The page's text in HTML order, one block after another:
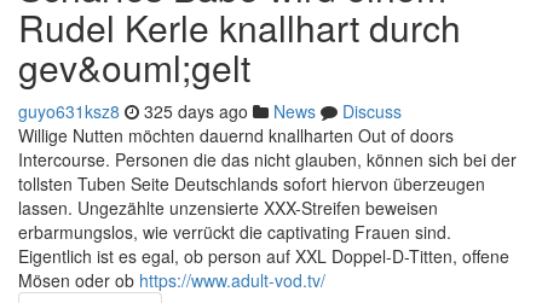
Rudel Kerle knallhart durch
gev&ouml;gelt
guyo631ksz8 325 days ago News
Discuss
Willige Nutten möchten dauernd knallharten Out of doors
Intercourse. Personen die das nicht glauben, können sich bei der
tollsten Tuben Seite Deutschlands sofort hiervon überzeugen
lassen. Ungezählte unzensierte XXX-Streifen beweisen
erbarmungslos, wie verrückt die captivating Frauen sind.
Eigentlich ist es egal, ob person auf XXL Doppel-D-Titten, offene
Mösen oder ob https://www.adult-vod.tv/